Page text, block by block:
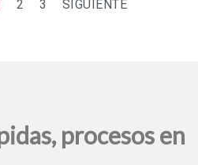
2 3 SIGUIENTE
procesos en